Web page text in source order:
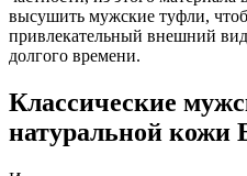
высушить мужские туфли,
привлекательный внешний
долгого времени.
Классические
натуральной кожи